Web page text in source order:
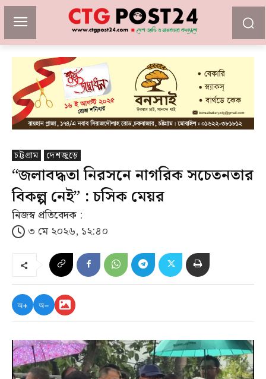
চট্টগ্রাম দেশজুড়ে
“জলাবদ্ধতা নিরসনে নাগরিক সচেতনতার
বিকল্প নেই” : চসিক মেয়র
নিজস্ব প্রতিবেদক :
৩ মে ২০২৬, ১২:৪০
অ+ অ−